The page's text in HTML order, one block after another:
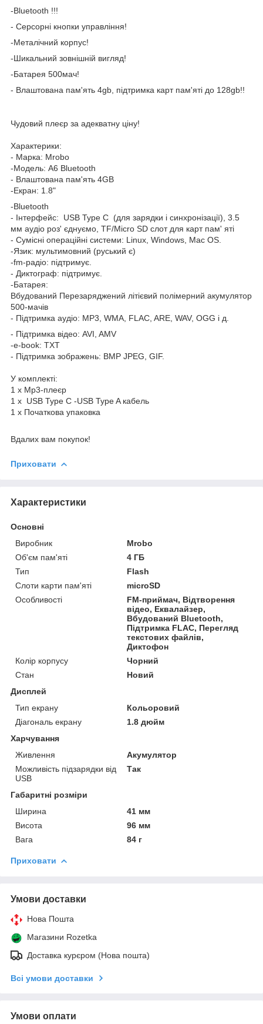
-Bluetooth !!!
- Серсорні кнопки управління!
-Металічний корпус!
-Шикальний зовнішній вигляд!
-Батарея 500мач!
- Влаштована пам'ять 4gb, підтримка карт пам'яті до 128gb!!
Чудовий плеєр за адекватну ціну!
Характерики:
- Марка: Mrobo
-Модель: А6 Bluetooth
- Влаштована пам'ять 4GB
-Екран: 1.8"
-Bluetooth
- Інтерфейс: USB Type C (для зарядки і синхронізації), 3.5
мм аудіо роз' єднуємо, TF/Micro SD слот для карт пам' яті
- Сумісні операційні системи: Linux, Windows, Mac OS.
-Язик: мультимовний (руський є)
-fm-радіо: підтримує.
- Диктограф: підтримує.
-Батарея:
Вбудований Перезаряджений літієвий полімерний акумулятор
500-мачів
- Підтримка аудіо: MP3, WMA, FLAC, ARE, WAV, OGG і д.
- Підтримка відео: AVI, AMV
-e-book: TXT
- Підтримка зображень: BMP JPEG, GIF.
У комплекті:
1 x Mp3-плеєр
1 х USB Type C -USB Type A кабель
1 x Початкова упаковка
Вдалих вам покупок!
Приховати
Характеристики
Основні
Виробник
Mrobo
Об'єм пам'яті
4 ГБ
Тип
Flash
Слоти карти пам'яті
microSD
Особливості
FM-приймач, Відтворення
відео, Еквалайзер,
Вбудований Bluetooth,
Підтримка FLAС, Перегляд
текстових файлів,
Диктофон
Колір корпусу
Чорний
Стан
Новий
Дисплей
Тип екрану
Кольоровий
Діагональ екрану
1.8 дюйм
Харчування
Живлення
Акумулятор
Можливість підзарядки від
USB
Так
Габаритні розміри
Ширина
41 мм
Висота
96 мм
Вага
84 г
Приховати
Умови доставки
Нова Пошта
Магазини Rozetka
Доставка курєром (Нова пошта)
Всі умови доставки
Умови оплати